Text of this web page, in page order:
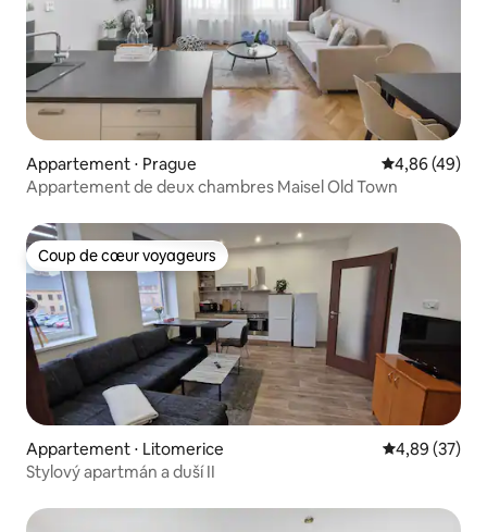
Appartement ⋅ Prague Évaluation
4,86 (49)
Appartement de deux chambres Maisel Old Town
Coup de cœur voyageurs
Coup de cœur voyageurs
Appartement ⋅ Litomerice Évaluation
4,89 (37)
Stylový apartmán a duší II